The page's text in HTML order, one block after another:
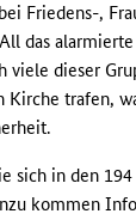
Friedens-,
das
viele dieser
Kirche trafen,
sich in den
kommen